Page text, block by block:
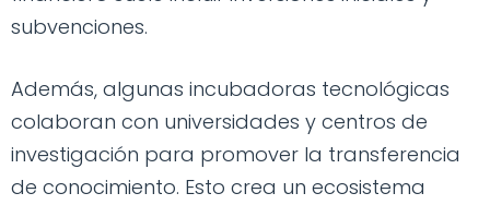
subvenciones.
Además, algunas incubadoras tecnológicas
colaboran con universidades y centros de
investigación para promover la transferencia
de conocimiento. Esto crea un ecosistema